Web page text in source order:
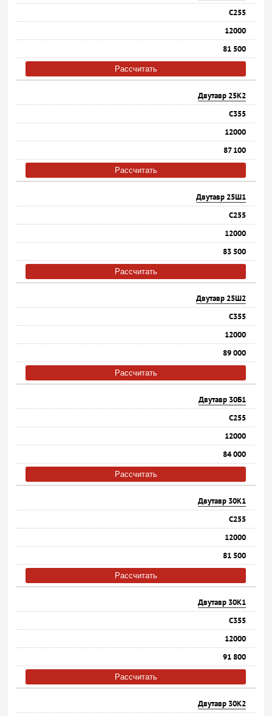
С255
12000
81 500
Рассчитать
Двутавр 25К2
С355
12000
87 100
Рассчитать
Двутавр 25Ш1
С255
12000
83 500
Рассчитать
Двутавр 25Ш2
С355
12000
89 000
Рассчитать
Двутавр 30Б1
С255
12000
84 000
Рассчитать
Двутавр 30К1
С255
12000
81 500
Рассчитать
Двутавр 30К1
С355
12000
91 800
Рассчитать
Двутавр 30К2